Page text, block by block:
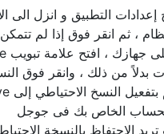
إعدادات التطبيق و انزل الى
، ثم انقر فوق إذا لم
بدلاً من ذلك ، وانقر فوق
الخاص بك فى جوجل
تريد الاحتفاظ بالنسخة